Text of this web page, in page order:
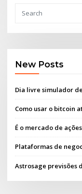
New Posts
Dia livre simulador
Como usar o bitcoin
É o mercado de
Plataformas de
Astrosage previsões